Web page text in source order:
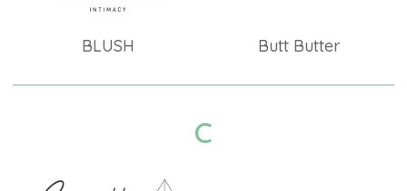
BLUSH Butt Butter
C